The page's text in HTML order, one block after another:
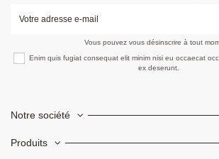
Vous pouvez vous désinscrire à tout
Enim quis fugiat consequat elit minim nisi eu occaecat
ex deserunt.
Notre société
Produits